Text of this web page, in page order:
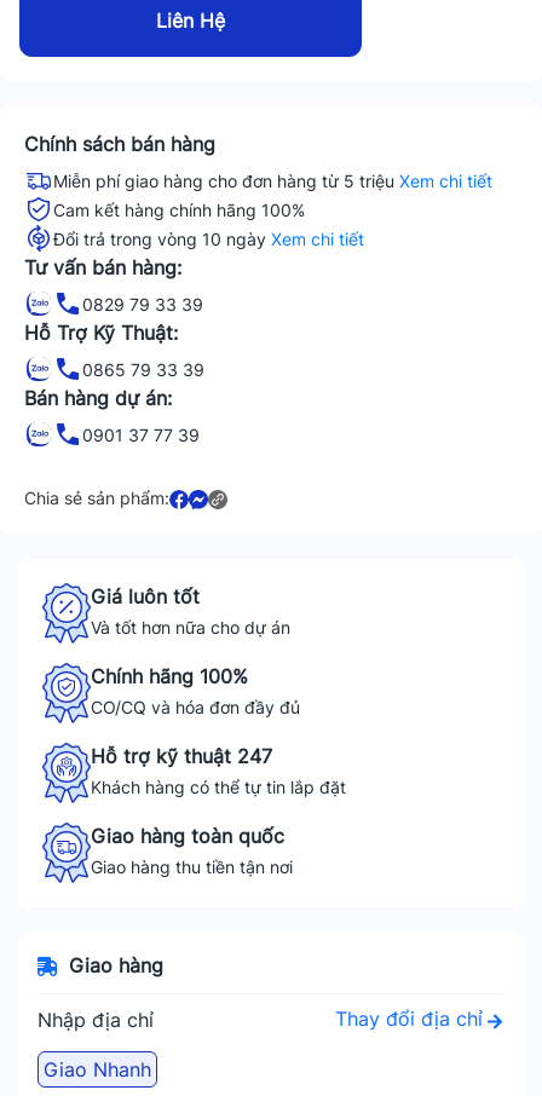
Liên Hệ
Chính sách bán hàng
Miễn phí giao hàng cho đơn hàng từ 5 triệu Xem chi tiết
Cam kết hàng chính hãng 100%
Đổi trả trong vòng 10 ngày Xem chi tiết
Tư vấn bán hàng:
0829 79 33 39
Hỗ Trợ Kỹ Thuật:
0865 79 33 39
Bán hàng dự án:
0901 37 77 39
Chia sẻ sản phẩm:
Giá luôn tốt
Và tốt hơn nữa cho dự án
Chính hãng 100%
CO/CQ và hóa đơn đầy đủ
Hỗ trợ kỹ thuật 247
Khách hàng có thể tự tin lắp đặt
Giao hàng toàn quốc
Giao hàng thu tiền tận nơi
Giao hàng
Nhập địa chỉ Thay đổi địa chỉ
Giao Nhanh